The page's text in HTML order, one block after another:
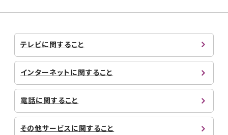
テレビに関すること
インターネットに関すること
電話に関すること
その他サービスに関すること